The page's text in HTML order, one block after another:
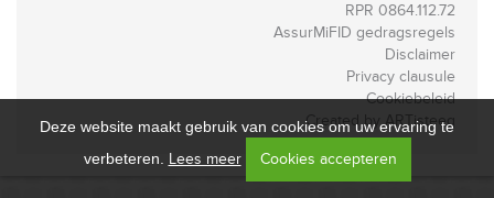
RPR 0864.112.72
AssurMiFID gedragsregels
Disclaimer
Privacy clausule
Cookiebeleid
Created by ARTisteeq
Deze website maakt gebruik van cookies om uw ervaring te
verbeteren. Lees meer Cookies accepteren